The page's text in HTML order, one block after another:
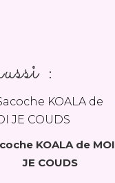
:
KOALA de MOI
JE COUDS